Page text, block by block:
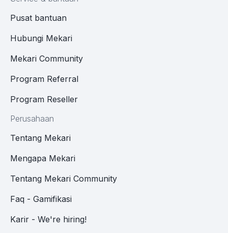
Pusat bantuan
Hubungi Mekari
Mekari Community
Program Referral
Program Reseller
Perusahaan
Tentang Mekari
Mengapa Mekari
Tentang Mekari Community
Faq - Gamifikasi
Karir - We're hiring!